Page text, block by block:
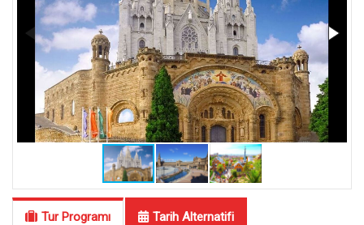
Tur Programı Tarih Alternatifi